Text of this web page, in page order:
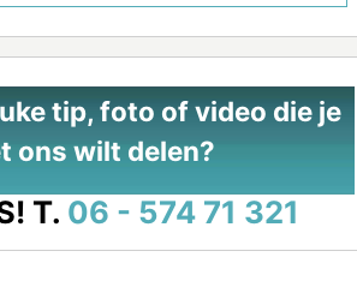
tip, foto of video die je
ons wilt delen?
T. 06 - 574 71 321